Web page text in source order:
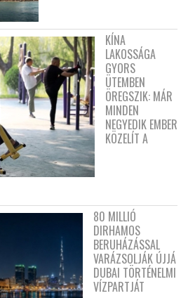
KÍNA
LAKOSSÁGA
GYORS
ÜTEMBEN
ÖREGSZIK: MÁR
MINDEN
NEGYEDIK EMBER
KÖZELÍT A
80 MILLIÓ
DIRHAMOS
BERUHÁZÁSSAL
VARÁZSOLJÁK ÚJJÁ
DUBAI TÖRTÉNELMI
VÍZPARTJÁT